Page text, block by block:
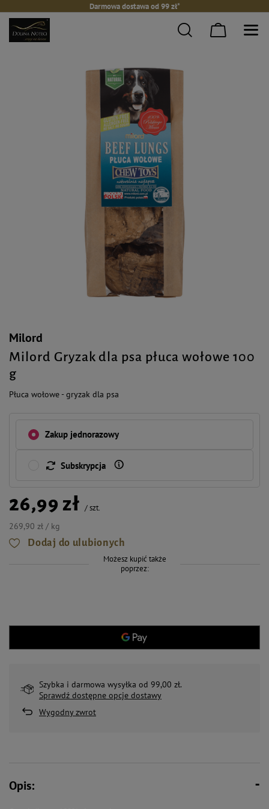
Darmowa dostawa od 99 zł*
Milord
Milord Gryzak dla psa płuca wołowe 100
g
Płuca wołowe - gryzak dla psa
Zakup jednorazowy
Subskrypcja
26,99 zł /szt.
269,90 zł / kg
Dodaj do ulubionych
Możesz kupić także
poprzez:
Szybka i darmowa wysyłka od 99,00 zł.
Sprawdź dostępne opcje dostawy
Wygodny zwrot
Opis: